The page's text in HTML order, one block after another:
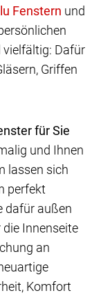
und
vielfältig: Dafür
Griffen
für Sie
und Ihnen
lassen sich
perfekt
dafür außen
Innenseite
an
Komfort